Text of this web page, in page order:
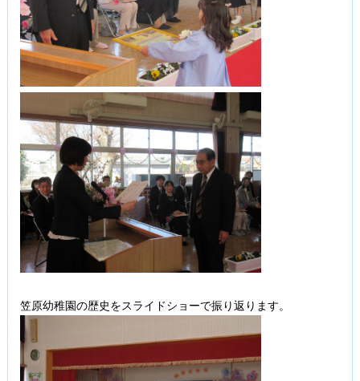
笠原幼稚園の歴史をスライドショーで振り返ります。